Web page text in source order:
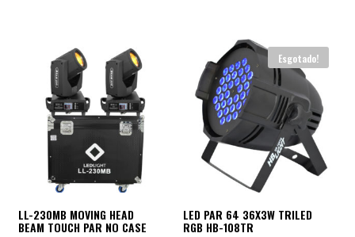
LL-230MB MOVING HEAD
BEAM TOUCH PAR NO CASE
Esgotado!
LED PAR 64 36X3W TRILED
RGB HB-108TR